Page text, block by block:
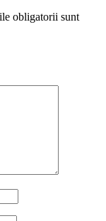
obligatorii sunt